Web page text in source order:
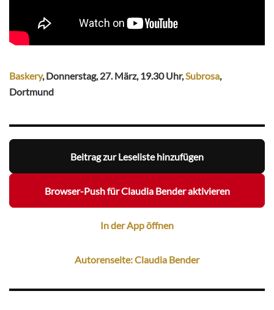
Baskery, Donnerstag, 27. März, 19.30 Uhr,Subrosa,
Dortmund
Beitrag zur Leseliste hinzufügen
Browser-Push für Claudia Bender aktivieren
In der App öffnen
Autorenseite: Claudia Bender